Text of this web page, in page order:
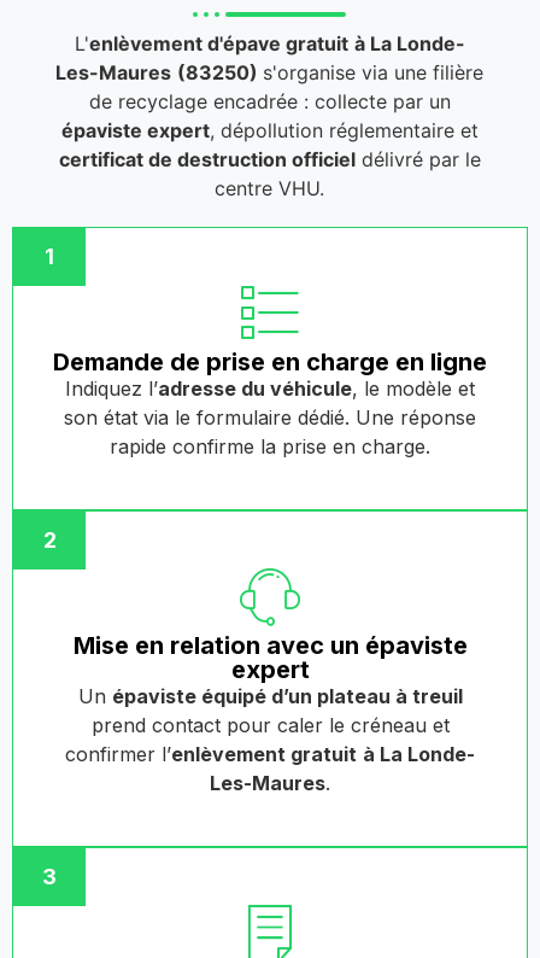
L'enlèvement d'épave gratuit à La Londe-
Les-Maures (83250) s'organise via une filière
de recyclage encadrée : collecte par un
épaviste expert, dépollution réglementaire et
certificat de destruction officieldélivré par le
centre VHU.
1
Demande de prise en charge en ligne
Indiquez l’adresse du véhicule, le modèle et
son état via le formulaire dédié. Une réponse
rapide confirme la prise en charge.
2
Mise en relation avec un épaviste
expert
Un épaviste équipé d’un plateau à treuil
prend contact pour caler le créneau et
confirmer l’enlèvement gratuit à La Londe-
Les-Maures.
3